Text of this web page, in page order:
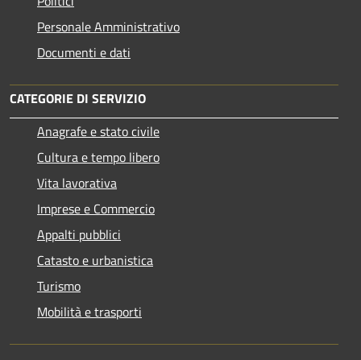
Personale Amministrativo
Documenti e dati
CATEGORIE DI SERVIZIO
Anagrafe e stato civile
Cultura e tempo libero
Vita lavorativa
Imprese e Commercio
Appalti pubblici
Catasto e urbanistica
Turismo
Mobilità e trasporti